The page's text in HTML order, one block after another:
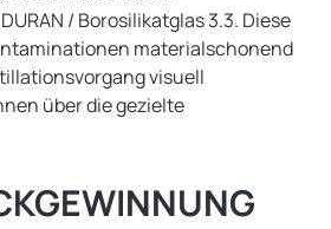
/ Borosilikatglas 3.3. Diese
materialschonend
visuell
über die gezielte